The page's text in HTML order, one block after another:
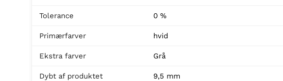
Tolerance 0 %
Primærfarver hvid
Ekstra farver Grå
Dybt af produktet 9,5 mm